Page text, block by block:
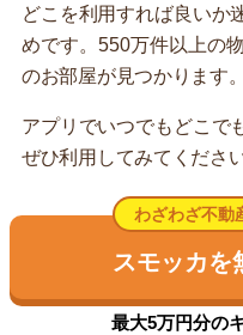
どこを利用すれば良いか
めです。550万件以上の
のお部屋が見つかります。
アプリでいつでもどこで
ぜひ利用してみてください
わざわざ不動
スモッカを
最大5万円分の